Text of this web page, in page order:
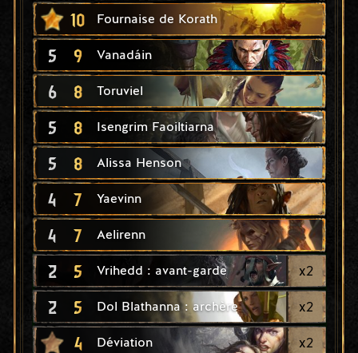
10 Fournaise de Korath
5 9 Vanadáin
6 8 Toruviel
5 8 Isengrim Faoiltiarna
5 8 Alissa Henson
4 7 Yaevinn
4 7 Aelirenn
2 5 Vrihedd : avant-garde x2
2 5 Dol Blathanna : archère x2
4 Déviation x2